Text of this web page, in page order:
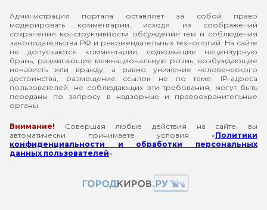
Администрация портала оставляет за собой право
модерировать комментарии, исходя из соображений
сохранения конструктивности обсуждения тем и соблюдения
законодательства РФ и рекомендательных технологий. На сайте
не допускаются комментарии, содержащие нецензурную
брань, разжигающие межнациональную рознь, возбуждающие
ненависть или вражду, а равно унижение человеческого
достоинства, размещение ссылок не по теме. IP-адреса
пользователей, не соблюдающих эти требования, могут быть
переданы по запросу в надзорные и правоохранительные
органы.
Внимание! Совершая любые действия на сайте, вы
автоматически принимаете условия «Политики
конфиденциальности и обработки персональных
данных пользователей»